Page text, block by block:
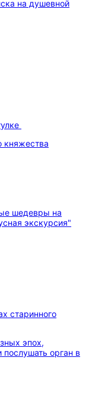
княжества
старинного
эпох,
послушать орган в